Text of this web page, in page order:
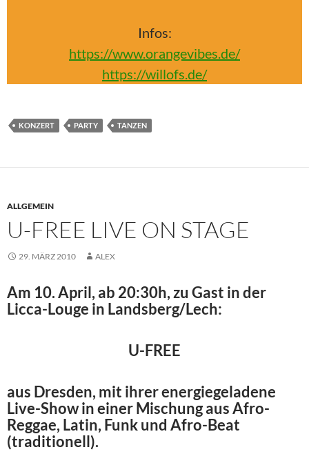
Infos:
https://www.orangevibes.de/
https://willofs.de/
KONZERT PARTY TANZEN
ALLGEMEIN
U-FREE LIVE ON STAGE
29. MÄRZ 2010 ALEX
Am 10. April, ab 20:30h, zu Gast in der
Licca-Louge in Landsberg/Lech:
U-FREE
aus Dresden, mit ihrer energiegeladene
Live-Show in einer Mischung aus Afro-
Reggae, Latin, Funk und Afro-Beat
(traditionell).